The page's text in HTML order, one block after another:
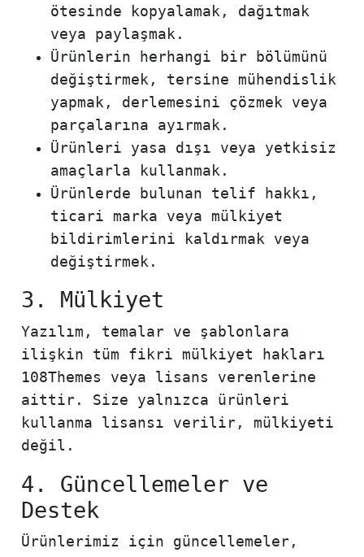
ötesinde kopyalamak, dağıtmak
veya paylaşmak.
Ürünlerin herhangi bir bölümünü
değiştirmek, tersine mühendislik
yapmak, derlemesini çözmek veya
parçalarına ayırmak.
Ürünleri yasa dışı veya yetkisiz
amaçlarla kullanmak.
Ürünlerde bulunan telif hakkı,
ticari marka veya mülkiyet
bildirimlerini kaldırmak veya
değiştirmek.
3. Mülkiyet
Yazılım, temalar ve şablonlara
ilişkin tüm fikri mülkiyet hakları
108Themes veya lisans verenlerine
aittir. Size yalnızca ürünleri
kullanma lisansı verilir, mülkiyeti
değil.
4. Güncellemeler ve
Destek
Ürünlerimiz için güncellemeler,